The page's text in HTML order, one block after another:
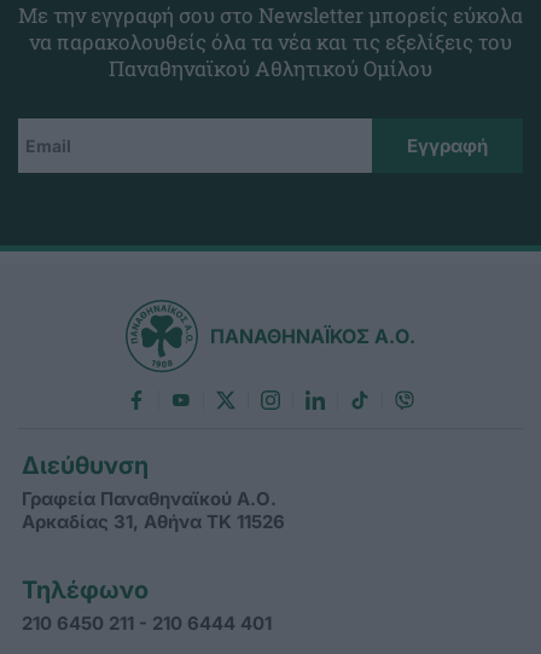
Με την εγγραφή σου στο Newsletter μπορείς εύκολα
να παρακολουθείς όλα τα νέα και τις εξελίξεις του
Παναθηναϊκού Αθλητικού Ομίλου
ΠΑΝΑΘΗΝΑΪΚΟΣ Α.Ο.
Διεύθυνση
Γραφεία Παναθηναϊκού Α.Ο.
Αρκαδίας 31, Αθήνα ΤΚ 11526
Τηλέφωνο
210 6450 211 - 210 6444 401